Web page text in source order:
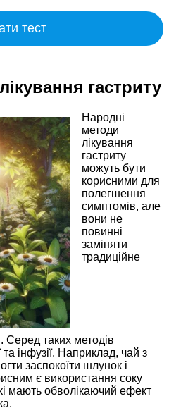
тест
гастриту
Народні
методи
лікування
гастриту
можуть бути
корисними для
полегшення
симптомів, але
вони не
повинні
заміняти
традиційне
Серед таких методів
інфузії. Наприклад, чай з
заспокоїти шлунок і
є використання соку
мають обволікаючий ефект